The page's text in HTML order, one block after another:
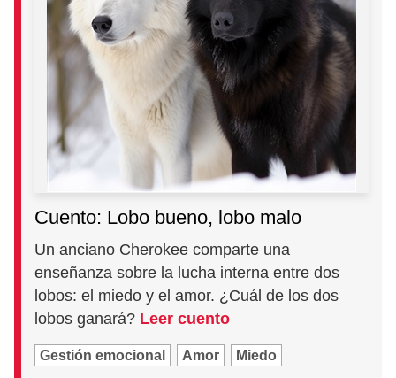
Cuento: Lobo bueno, lobo malo
Un anciano Cherokee comparte una
enseñanza sobre la lucha interna entre dos
lobos: el miedo y el amor. ¿Cuál de los dos
lobos ganará? Leer cuento
Gestión emocional Amor Miedo